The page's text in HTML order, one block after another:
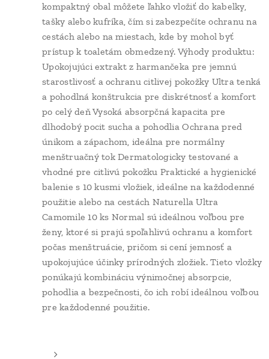
kompaktný obal môžete ľahko vložiť do kabelky,
tašky alebo kufríka, čím si zabezpečíte ochranu na
cestách alebo na miestach, kde by mohol byť
prístup k toaletám obmedzený. Výhody produktu:
Upokojujúci extrakt z harmančeka pre jemnú
starostlivosť a ochranu citlivej pokožky Ultra tenká
a pohodlná konštrukcia pre diskrétnosť a komfort
po celý deň Vysoká absorpčná kapacita pre
dlhodobý pocit sucha a pohodlia Ochrana pred
únikom a zápachom, ideálna pre normálny
menštruačný tok Dermatologicky testované a
vhodné pre citlivú pokožku Praktické a hygienické
balenie s 10 kusmi vložiek, ideálne na každodenné
použitie alebo na cestách Naturella Ultra
Camomile 10 ks Normal sú ideálnou voľbou pre
ženy, ktoré si prajú spoľahlivú ochranu a komfort
počas menštruácie, pričom si cení jemnosť a
upokojujúce účinky prírodných zložiek. Tieto vložky
ponúkajú kombináciu výnimočnej absorpcie,
pohodlia a bezpečnosti, čo ich robí ideálnou voľbou
pre každodenné použitie.